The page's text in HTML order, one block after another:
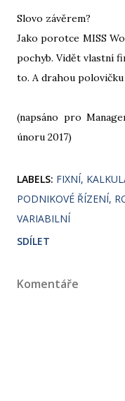
Slovo závěrem?
Jako porotce MISS
pochyb. Vidět vlastní
to. A drahou
(napsáno pro
únoru 2017)
LABELS: FIXNÍ
PODNIKOVÉ ŘÍZENÍ
VARIABILNÍ
SDÍLET
Komentáře